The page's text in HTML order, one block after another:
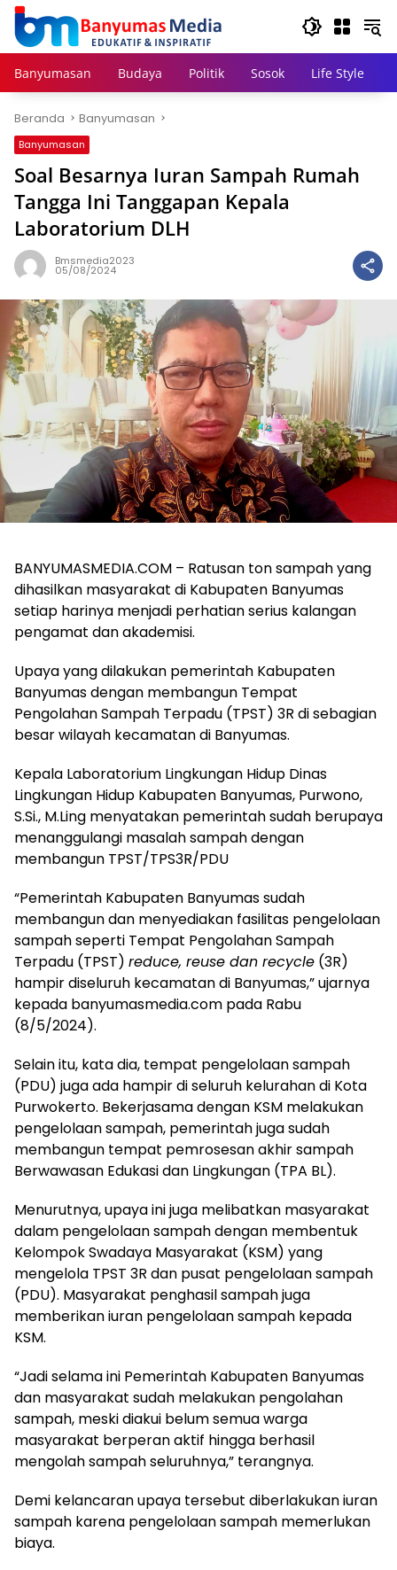
Langsung
konten
Banyumasan Budaya Politik Sosok Life Style
Beranda Banyumasan
Banyumasan
Soal Besarnya Iuran Sampah Rumah
Tangga Ini Tanggapan Kepala
Laboratorium DLH
Bmsmedia2023
05/08/2024
BANYUMASMEDIA.COM – Ratusan ton sampah yang
dihasilkan masyarakat di Kabupaten Banyumas
setiap harinya menjadi perhatian serius kalangan
pengamat dan akademisi.
Upaya yang dilakukan pemerintah Kabupaten
Banyumas dengan membangun Tempat
Pengolahan Sampah Terpadu (TPST) 3R di sebagian
besar wilayah kecamatan di Banyumas.
Kepala Laboratorium Lingkungan Hidup Dinas
Lingkungan Hidup Kabupaten Banyumas, Purwono,
S.Si., M.Ling menyatakan pemerintah sudah berupaya
menanggulangi masalah sampah dengan
membangun TPST/TPS3R/PDU
“Pemerintah Kabupaten Banyumas sudah
membangun dan menyediakan fasilitas pengelolaan
sampah seperti Tempat Pengolahan Sampah
Terpadu (TPST) reduce, reuse dan recycle (3R)
hampir diseluruh kecamatan di Banyumas,” ujarnya
kepada banyumasmedia.com pada Rabu
(8/5/2024).
Selain itu, kata dia, tempat pengelolaan sampah
(PDU) juga ada hampir di seluruh kelurahan di Kota
Purwokerto. Bekerjasama dengan KSM melakukan
pengelolaan sampah, pemerintah juga sudah
membangun tempat pemrosesan akhir sampah
Berwawasan Edukasi dan Lingkungan (TPA BL).
Menurutnya, upaya ini juga melibatkan masyarakat
dalam pengelolaan sampah dengan membentuk
Kelompok Swadaya Masyarakat (KSM) yang
mengelola TPST 3R dan pusat pengelolaan sampah
(PDU). Masyarakat penghasil sampah juga
memberikan iuran pengelolaan sampah kepada
KSM.
“Jadi selama ini Pemerintah Kabupaten Banyumas
dan masyarakat sudah melakukan pengolahan
sampah, meski diakui belum semua warga
masyarakat berperan aktif hingga berhasil
mengolah sampah seluruhnya,” terangnya.
Demi kelancaran upaya tersebut diberlakukan iuran
sampah karena pengelolaan sampah memerlukan
biaya.